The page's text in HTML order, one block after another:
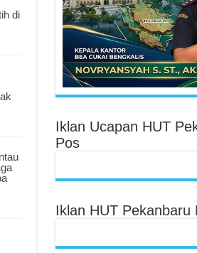
di
Iklan Ucapan HUT
Pos
Iklan HUT Pekanbaru